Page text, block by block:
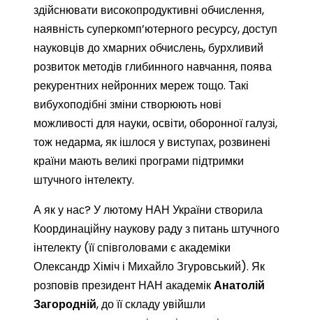
здійснювати високопродуктивні обчислення,
наявність суперкомп’ютерного ресурсу, доступ
науковців до хмарних обчислень, бурхливий
розвиток методів глибинного навчання, поява
рекурентних нейронних мереж тощо. Такі
вибухоподібні зміни створюють нові
можливості для науки, освіти, оборонної галузі,
тож недарма, як ішлося у виступах, розвинені
країни мають великі програми підтримки
штучного інтелекту.
А як у нас? У лютому НАН України створила
Координаційну наукову раду з питань штучного
інтелекту (її співголовами є академіки
Олександр Хіміч і Михайло Згуровський). Як
розповів президент НАН академікАнатолій
Загородній, до її складу увійшли